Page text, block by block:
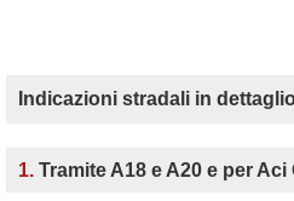
Indicazioni stradali in
1. Tramite A18 e A20 e per